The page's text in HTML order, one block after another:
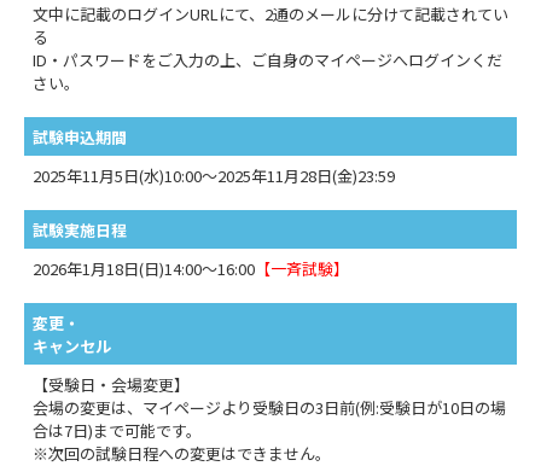
文中に記載のログインURLにて、2通のメールに分けて記載されてい
る
ID・パスワードをご入力の上、ご自身のマイページへログインくだ
さい。
試験申込期間
2025年11月5日(水)10:00～2025年11月28日(金)23:59
試験実施日程
2026年1月18日(日)14:00～16:00【一斉試験】
変更・
キャンセル
【受験日・会場変更】
会場の変更は、マイページより受験日の3日前(例:受験日が10日の場
合は7日)まで可能です。
※次回の試験日程への変更はできません。